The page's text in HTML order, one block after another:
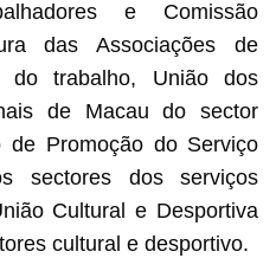
e Comissão
das Associações de
do trabalho, União dos
de Macau do sector
de Promoção do Serviço
sectores dos serviços
Cultural e Desportiva
cultural e desportivo.